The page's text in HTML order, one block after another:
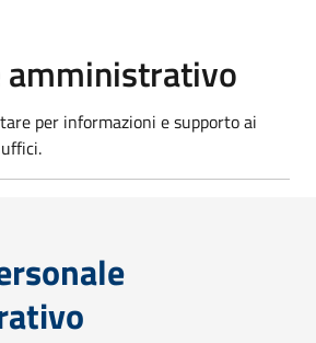
amministrativo
per informazioni e supporto ai